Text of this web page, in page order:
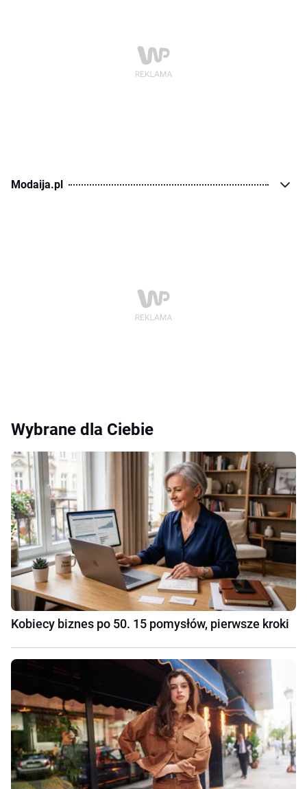
Modaija.pl
Wybrane dla Ciebie
Kobiecy biznes po 50. 15 pomysłów, pierwsze kroki